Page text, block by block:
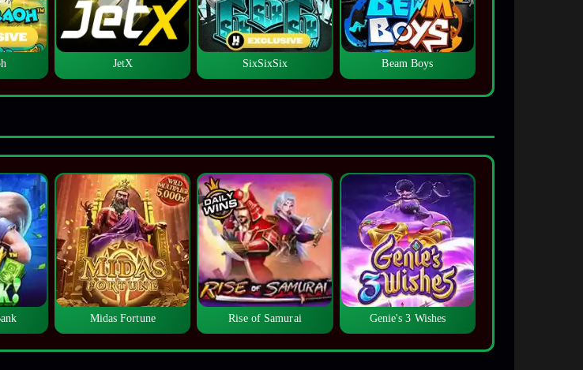
JetX SixSixSix Beam Boys
Midas Fortune Rise of Samurai Genie's 3 Wishes